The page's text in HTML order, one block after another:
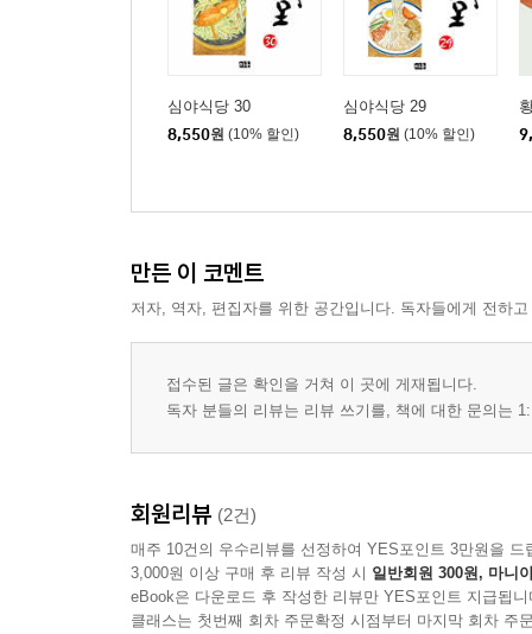
심야식당 30
8,550원 (10% 할인)
심야식당 29
8,550원 (10% 할인)
만든 이 코멘트
저자, 역자, 편집자를 위한 공간입니다. 독자들에게 전하
접수된 글은 확인을 거쳐 이 곳에 게재됩니다.
독자 분들의 리뷰는 리뷰 쓰기를, 책에 대한 문의는
회원리뷰 (2건)
매주 10건의 우수리뷰를 선정하여 YES포인트 3만원을 드
3,000원 이상 구매 후 리뷰 작성 시 일반회원 300원, 마니
eBook은 다운로드 후 작성한 리뷰만 YES포인트 지급됩니
클래스는 첫번째 회차 주문확정 시점부터 마지막 회차 주